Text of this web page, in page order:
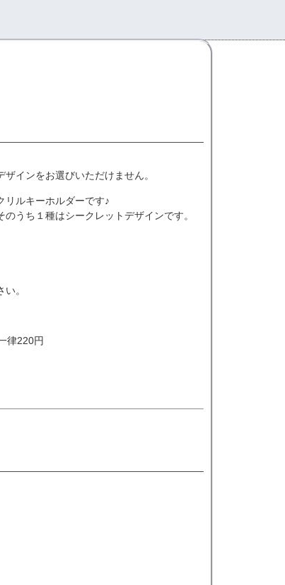
インをお選びいただけません。
リルキーホルダーです♪
うち１種はシークレットデザインです。
。
律220円